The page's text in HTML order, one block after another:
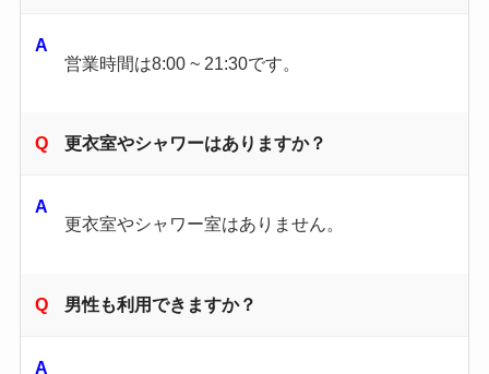
営業時間は8:00 ~ 21:30です。
更衣室やシャワーはありますか？
更衣室やシャワー室はありません。
男性も利用できますか？